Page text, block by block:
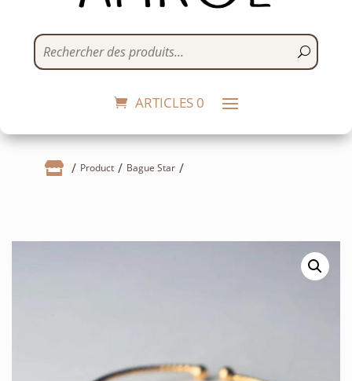
ARTICLES 0
 Product Bague Star
visage et corps